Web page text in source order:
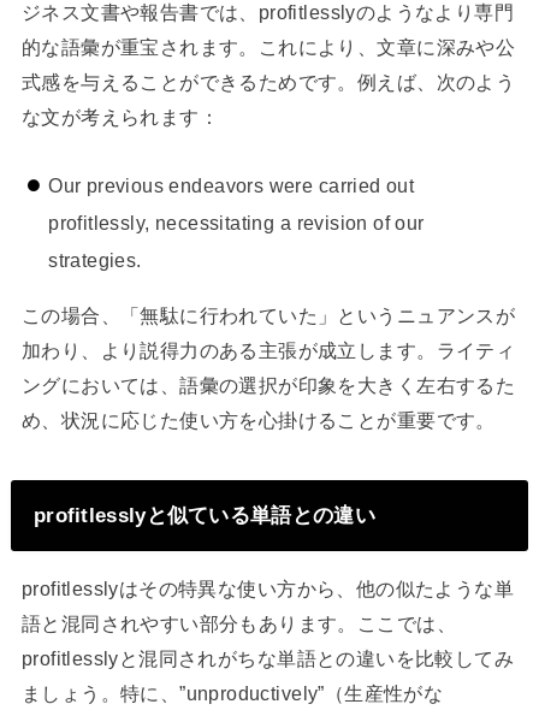
ジネス文書や報告書では、profitlesslyのようなより専門
的な語彙が重宝されます。これにより、文章に深みや公
式感を与えることができるためです。例えば、次のよう
な文が考えられます：
Our previous endeavors were carried out
profitlessly, necessitating a revision of our
strategies.
この場合、「無駄に行われていた」というニュアンスが
加わり、より説得力のある主張が成立します。ライティ
ングにおいては、語彙の選択が印象を大きく左右するた
め、状況に応じた使い方を心掛けることが重要です。
profitlesslyと似ている単語との違い
profitlesslyはその特異な使い方から、他の似たような単
語と混同されやすい部分もあります。ここでは、
profitlesslyと混同されがちな単語との違いを比較してみ
ましょう。特に、”unproductively”（生産性がな